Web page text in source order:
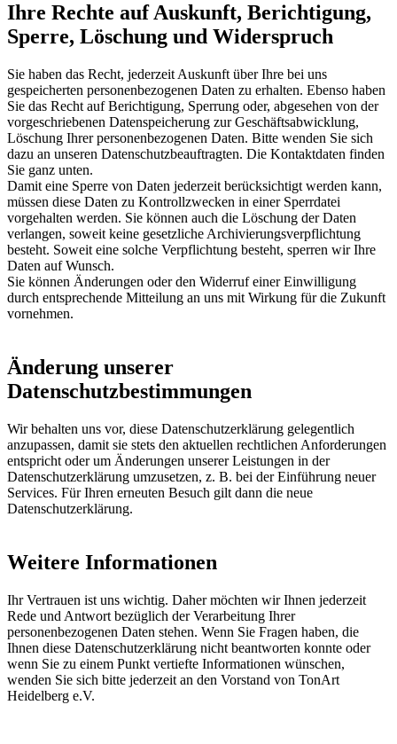
Ihre Rechte auf Auskunft, Berichtigung,
Sperre, Löschung und Widerspruch
Sie haben das Recht, jederzeit Auskunft über Ihre bei uns
gespeicherten personenbezogenen Daten zu erhalten. Ebenso haben
Sie das Recht auf Berichtigung, Sperrung oder, abgesehen von der
vorgeschriebenen Datenspeicherung zur Geschäftsabwicklung,
Löschung Ihrer personenbezogenen Daten. Bitte wenden Sie sich
dazu an unseren Datenschutzbeauftragten. Die Kontaktdaten finden
Sie ganz unten.
Damit eine Sperre von Daten jederzeit berücksichtigt werden kann,
müssen diese Daten zu Kontrollzwecken in einer Sperrdatei
vorgehalten werden. Sie können auch die Löschung der Daten
verlangen, soweit keine gesetzliche Archivierungsverpflichtung
besteht. Soweit eine solche Verpflichtung besteht, sperren wir Ihre
Daten auf Wunsch.
Sie können Änderungen oder den Widerruf einer Einwilligung
durch entsprechende Mitteilung an uns mit Wirkung für die Zukunft
vornehmen.
Änderung unserer
Datenschutzbestimmungen
Wir behalten uns vor, diese Datenschutzerklärung gelegentlich
anzupassen, damit sie stets den aktuellen rechtlichen Anforderungen
entspricht oder um Änderungen unserer Leistungen in der
Datenschutzerklärung umzusetzen, z. B. bei der Einführung neuer
Services. Für Ihren erneuten Besuch gilt dann die neue
Datenschutzerklärung.
Weitere Informationen
Ihr Vertrauen ist uns wichtig. Daher möchten wir Ihnen jederzeit
Rede und Antwort bezüglich der Verarbeitung Ihrer
personenbezogenen Daten stehen. Wenn Sie Fragen haben, die
Ihnen diese Datenschutzerklärung nicht beantworten konnte oder
wenn Sie zu einem Punkt vertiefte Informationen wünschen,
wenden Sie sich bitte jederzeit an den Vorstand von TonArt
Heidelberg e.V.